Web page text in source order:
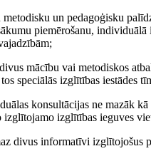
un pedagoģisku
piemērošanu,
mācību vai metodiskos
speciālās izglītības iestādes
konsultācijas ne mazāk
izglītības ieguves
divus informatīvi